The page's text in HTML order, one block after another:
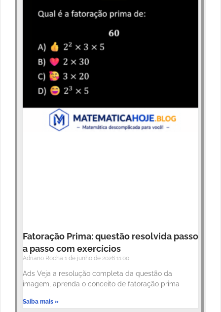
Fatoração Prima: questão resolvida passo
a passo com exercícios
Adriano Rocha 1 de junho de 2026 11:00
Ads Veja a resolução completa da questão da
imagem, aprenda o conceito de fatoração prima
Saiba mais »